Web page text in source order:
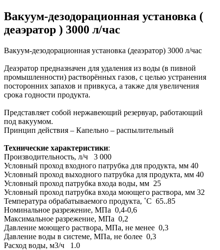
Вакуум-дезодорационная установка (
деаэратор ) 3000 л/час
Вакуум-дезодорационная установка (деаэратор) 3000 л/час
Деаэратор предназначен для удаления из воды (в пивной
промышленности) растворённых газов, с целью устранения
посторонних запахов и привкуса, а также для увеличения
срока годности продукта.
Представляет собой нержавеющий резервуар, работающий
под вакуумом.
Принцип действия – Капельно – распылительный
Технические характеристики:
Производительность, л/ч 3 000
Условный проход входного патрубка для продукта, мм 40
Условный проход выходного патрубка для продукта, мм 40
Условный проход патрубка входа воды, мм 25
Условный проход патрубка входа моющего раствора, мм 32
Температура обрабатываемого продукта, ˚С 65..85
Номинальное разрежение, МПа 0,4-0,6
Максимальное разрежение, МПа 0,2
Давление моющего раствора, МПа, не менее 0,3
Давление воды в системе, МПа, не более 0,3
Расход воды, м3/ч 1.0